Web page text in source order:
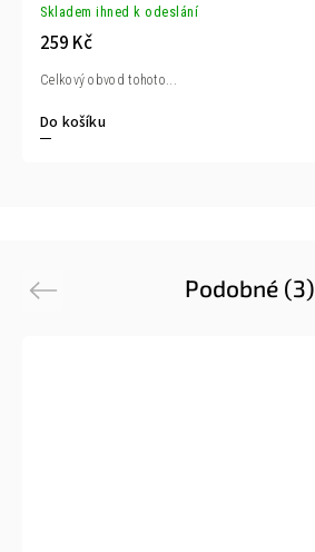
Skladem ihned k odeslání
259 Kč
Do košíku
Celkový obvod tohoto...
Podobné (3)
Previous